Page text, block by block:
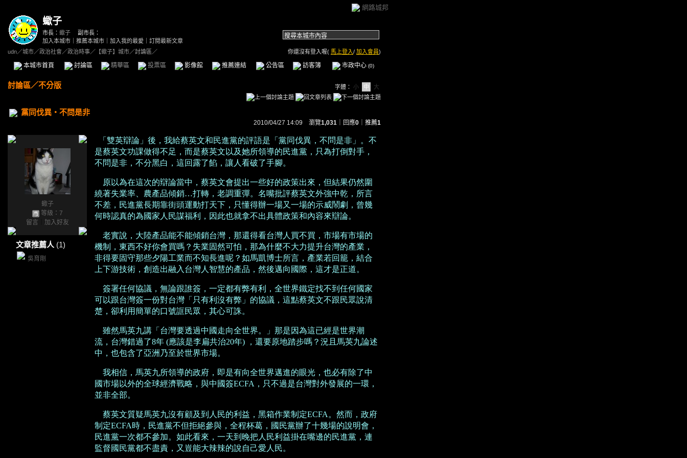
網路城邦
蠍子
市長： 蠍子
副市長：
加入本城市
推薦本城市 加入我的最愛
訂閱最新文章
udn／城市／政治社會／政治時事／ 【蠍子】城市／討論區／ 你還沒有登入喔( 馬上登入/ 加入會員)
本城市首頁 討論區 精華區 投票區 影像館 推薦連結 公告區 訪客簿 市政中心 (0)
討論區／不分版 字體： 小 中 大
黨同伐異‧不問是非
2010/04/27 14:09 瀏覽1,031 ｜回應0 推薦1
蠍子
等級：7
留言
加入好友
文章推薦人 (1)
吳育剛
「雙英辯論」後，我給蔡英文和民進黨的評語是「黨同伐異，不問是非」。不
是蔡英文功課做得不足，而是蔡英文以及她所領導的民進黨，只為打倒對手，
不問是非，不分黑白，這回露了餡，讓人看破了手腳。
原以為在這次的辯論當中，蔡英文會提出一些好的政策出來，但結果仍然圍
繞著失業率、農產品傾銷…打轉，老調重彈。名嘴批評蔡英文外強中乾，所言
不差，民進黨長期靠街頭運動打天下，只懂得辦一場又一場的示威鬧劇，曾幾
何時認真的為國家人民謀福利，因此也就拿不出具體政策和內容來辯論。
老實說，大陸產品能不能傾銷台灣，那還得看台灣人買不買，市場有市場的
機制，東西不好你會買嗎？失業固然可怕，那為什麼不大力提升台灣的產業，
非得要固守那些夕陽工業而不知長進呢？如馬凱博士所言，產業若回籠，結合
上下游技術，創造出融入台灣人智慧的產品，然後邁向國際，這才是正道。
簽署任何協議，無論跟誰簽，一定都有弊有利，全世界鐵定找不到任何國家
可以跟台灣簽一份對台灣「只有利沒有弊」的協議，這點蔡英文不跟民眾說清
楚，卻利用簡單的口號誆民眾，其心可誅。
雖然馬英九講「台灣要透過中國走向全世界。」那是因為這已經是世界潮
流，台灣錯過了8年 (應該是李扁共治20年) ，還要原地踏步嗎？況且馬英九論述
中，也包含了亞洲乃至於世界市場。
我相信，馬英九所領導的政府，即是有向全世界邁進的眼光，也必有除了中
國市場以外的全球經濟戰略，與中國簽ECFA，只不過是台灣對外發展的一環，
並非全部。
蔡英文質疑馬英九沒有顧及到人民的利益，黑箱作業制定ECFA。然而，政府
制定ECFA時，民進黨不但拒絕參與，全程杯葛，國民黨辦了十幾場的說明會，
民進黨一次都不參加。如此看來，一天到晚把人民利益掛在嘴邊的民進黨，連
監督國民黨都不盡責，又豈能大辣辣的說自己愛人民。